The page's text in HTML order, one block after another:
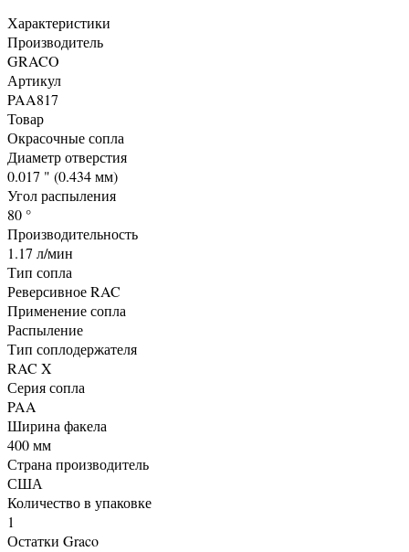
Характеристики
Производитель
GRACO
Артикул
PAA817
Товар
Окрасочные сопла
Диаметр отверстия
0.017 " (0.434 мм)
Угол распыления
80 °
Производительность
1.17 л/мин
Тип сопла
Реверсивное RAC
Применение сопла
Распыление
Тип соплодержателя
RAC X
Серия сопла
PAA
Ширина факела
400 мм
Страна производитель
США
Количество в упаковке
1
Остатки Graco